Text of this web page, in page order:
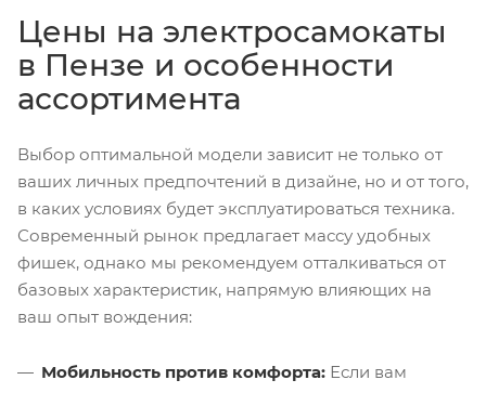
Цены на электросамокаты
в Пензе и особенности
ассортимента
Выбор оптимальной модели зависит не только от
ваших личных предпочтений в дизайне, но и от того,
в каких условиях будет эксплуатироваться техника.
Современный рынок предлагает массу удобных
фишек, однако мы рекомендуем отталкиваться от
базовых характеристик, напрямую влияющих на
ваш опыт вождения:
Мобильность против комфорта: Если вам